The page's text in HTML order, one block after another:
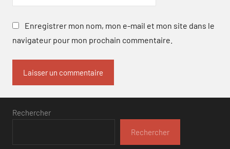
Enregistrer mon nom, mon e-mail et mon site dans le
navigateur pour mon prochain commentaire.
Rechercher
Rechercher